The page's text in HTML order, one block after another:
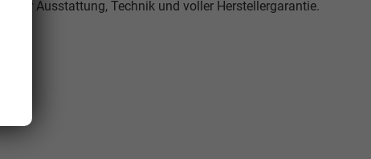
Ausstattung, Technik und voller Herstellergarantie.